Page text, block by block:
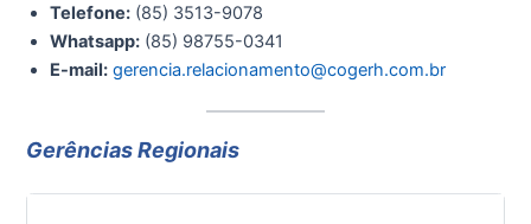
Telefone: (85) 3513-9078
Whatsapp: (85) 98755-0341
E-mail: gerencia.relacionamento@cogerh.com.br
Gerências Regionais